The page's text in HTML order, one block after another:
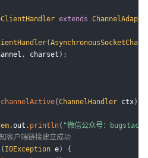
extends
(
, charset ) ;
channelActive(ChannelHandler ctx)
.out . println( "微信公众号：
客户端链接建立成功
( IOException e)
{